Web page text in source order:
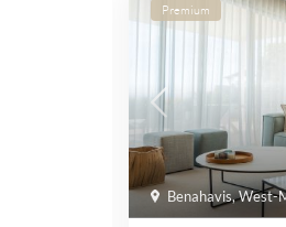
Benahavis,West-
Premium